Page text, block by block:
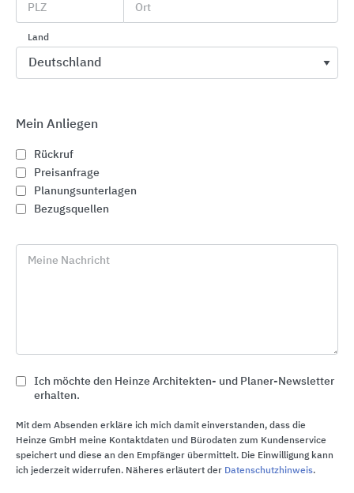
GmbH & Co. KG
Eggestr. 2
34414 Warburg
Deutschland
PLZ Ort
Land
Mein Anliegen
Rückruf
Preisanfrage
Planungsunterlagen
Bezugsquellen
Meine Nachricht
Ich möchte den Heinze Architekten- und Planer-Newsletter
erhalten.
Mit dem Absenden erkläre ich mich damit einverstanden, dass die
Heinze GmbH meine Kontaktdaten und Bürodaten zum Kundenservice
speichert und diese an den Empfänger übermittelt. Die Einwilligung kann
ich jederzeit widerrufen. Näheres erläutert der Datenschutzhinweis.